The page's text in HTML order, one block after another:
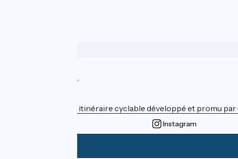
ViaRhôna est un itinéraire cyclable développé et promu
Instagram